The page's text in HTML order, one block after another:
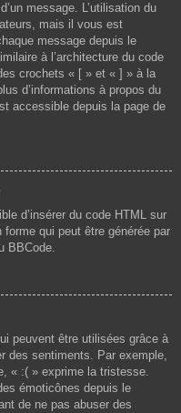
message. L’utilisation du
mais il vous est
message depuis le
à l’architecture du code
crochets « [ » et « ] » à la
d’informations à propos du
accessible depuis la page de
d’insérer du code HTML sur
qui peut être générée par
BBCode.
peuvent être utilisées grâce à
des sentiments. Par exemple,
« :( » exprime la tristesse.
émoticônes depuis le
de ne pas abuser des